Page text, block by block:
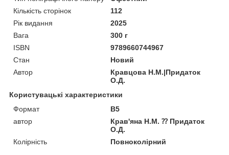
Кількість сторінок
112
Рік видання
2025
Вага
300 г
ISBN
9789660744967
Стан
Новий
Автор
Кравцова Н.М.|Придаток
О.Д.
Користувацькі характеристики
Формат
В5
автор
Крав'яна Н.М. ⁇ Придаток
О.Д.
Колірність
Повноколірний